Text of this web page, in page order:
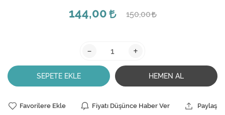
144,00
150,00
- +
SEPETE EKLE HEMEN AL
Favorilere Ekle Fiyatı Düşünce Haber Ver Paylaş